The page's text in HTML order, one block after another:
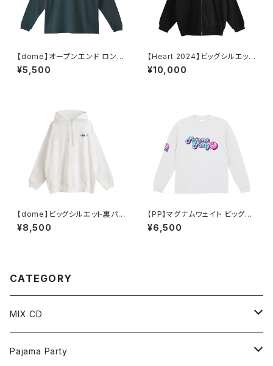
【dome】オープンエンド ロング
スリーブ（インディゴ）
¥5,500
【Heart 2024】ビッグシルエット
裏パイルジップパーカー（ブラッ
ク）
¥10,000
【dome】ビッグシルエット裏パイ
ルPOパーカー（ホワイト）
¥8,500
【PP】マグナムウェイト ビッグシ
ルエット ロングスリーブ（ホワイ
ト）
¥6,500
CATEGORY
MIX CD
MIX CD
Pajama Party